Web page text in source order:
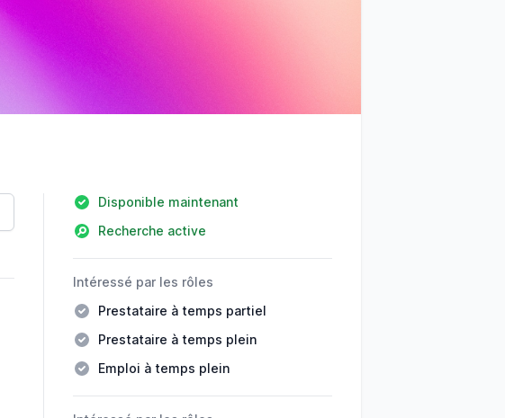
DétailsDisponible maintenant
Recherche active
Intéressé par les rôles
Prestataire à temps partiel
Prestataire à temps plein
Emploi à temps plein